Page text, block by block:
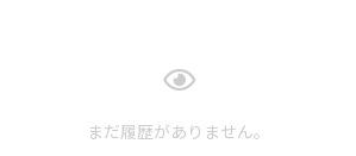
まだ履歴がありません。